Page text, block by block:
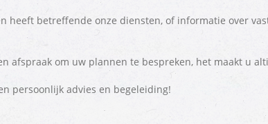
heeft betreffende onze diensten, of informatie over
afspraak om uw plannen te bespreken, het maakt u
persoonlijk advies en begeleiding!